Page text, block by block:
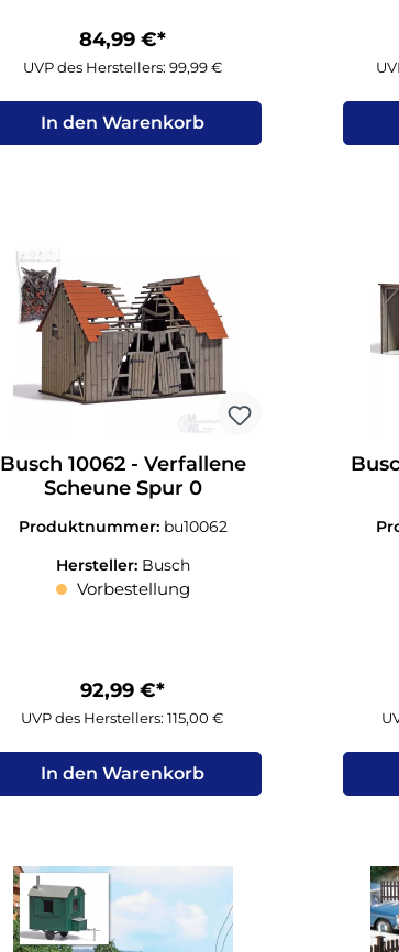
84,99 €*
UVP des Herstellers: 99,99 €
In den Warenkorb
Busch 10062 - Verfallene
Scheune Spur 0
Produktnummer: bu10062
Hersteller: Busch
Vorbestellung
92,99 €*
UVP des Herstellers: 115,00 €
In den Warenkorb